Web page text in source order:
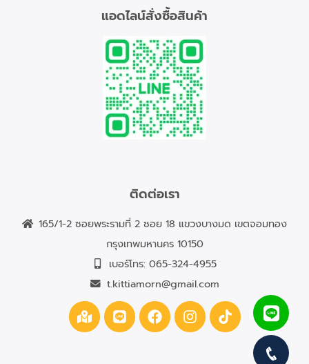
แอดไลน์สั่งซื้อสินค้า
ติดต่อเรา
165/1-2 ซอยพระรามที่ 2 ซอย 18 แขวงบางมด เขตจอมทอง
กรุงเทพมหานคร 10150
เบอร์โทร: 065-324-4955
t.kittiamorn@gmail.com